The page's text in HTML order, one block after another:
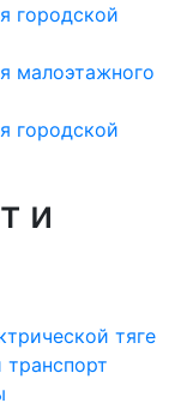
городской
малоэтажного
городской
и
тяге